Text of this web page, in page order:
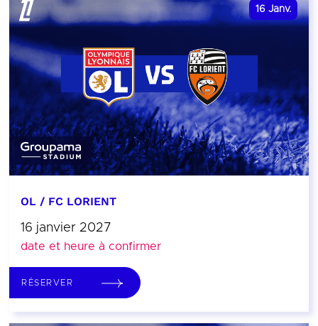
16 Janv.
OL / FC LORIENT
16 janvier 2027
date et heure à confirmer
RÉSERVER